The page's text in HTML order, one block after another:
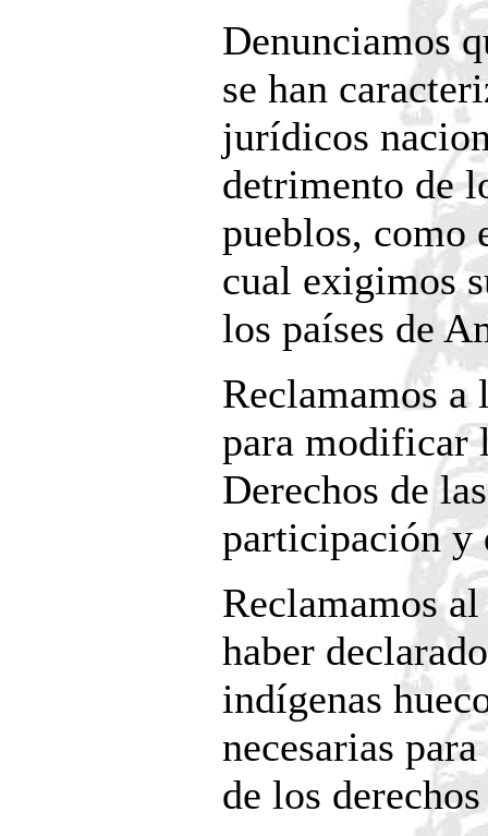
Denunciamos
se han
jurídicos
detrimento de
pueblos, como
cual exigimos
los países de
Reclamamos
para modificar
Derechos de
participación y
Reclamamos
haber
indígenas
necesarias
de los